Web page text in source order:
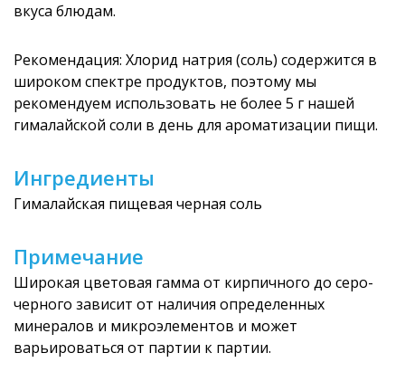
вкуса блюдам.
Рекомендация: Хлорид натрия (соль) содержится в
широком спектре продуктов, поэтому мы
рекомендуем использовать не более 5 г нашей
гималайской соли в день для ароматизации пищи.
Ингредиенты
Гималайская пищевая черная соль
Примечание
Широкая цветовая гамма от кирпичного до серо-
черного зависит от наличия определенных
минералов и микроэлементов и может
варьироваться от партии к партии.